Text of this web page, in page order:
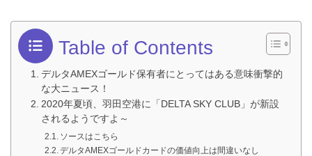
Table of Contents
デルタAMEXゴールド保有者にとってはある意味衝撃的
な大ニュース！
2020年夏頃、羽田空港に「DELTA SKY CLUB」が新設
されるようですよ～
ソースはこちら
デルタAMEXゴールドカードの価値向上は間違いなし